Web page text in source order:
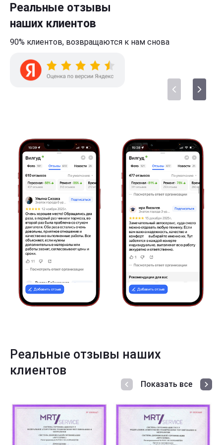
Реальные отзывы
наших клиентов
90% клиентов, возвращаются к нам снова
Реальные отзывы наших
клиентов
Показать все